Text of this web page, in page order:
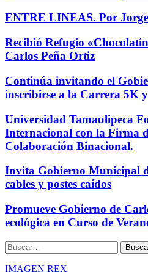
ENTRE LINEAS. Por
Recibió Refugio
Carlos Peña Ortiz
Continúa invitando el
inscribirse a la Carrera 5K
Universidad Tamaulipeca
Internacional con la Firma
Colaboración Binacional.
Invita Gobierno Municipal
cables y postes caídos
Promueve Gobierno de
ecológica en Curso de
Buscar
IMAGEN REX